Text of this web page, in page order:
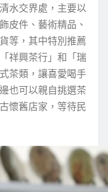
水交界處，主要以
皮件、藝術精品、
等，其中特別推薦
祥興茶行」和「瑞
茶類，讓喜愛喝手
也可以親自挑選茶
懷舊店家，等待民